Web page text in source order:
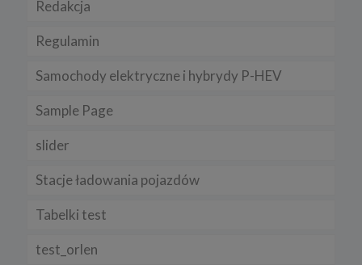
Redakcja
Regulamin
Samochody elektryczne i hybrydy P-HEV
Sample Page
slider
Stacje ładowania pojazdów
Tabelki test
test_orlen